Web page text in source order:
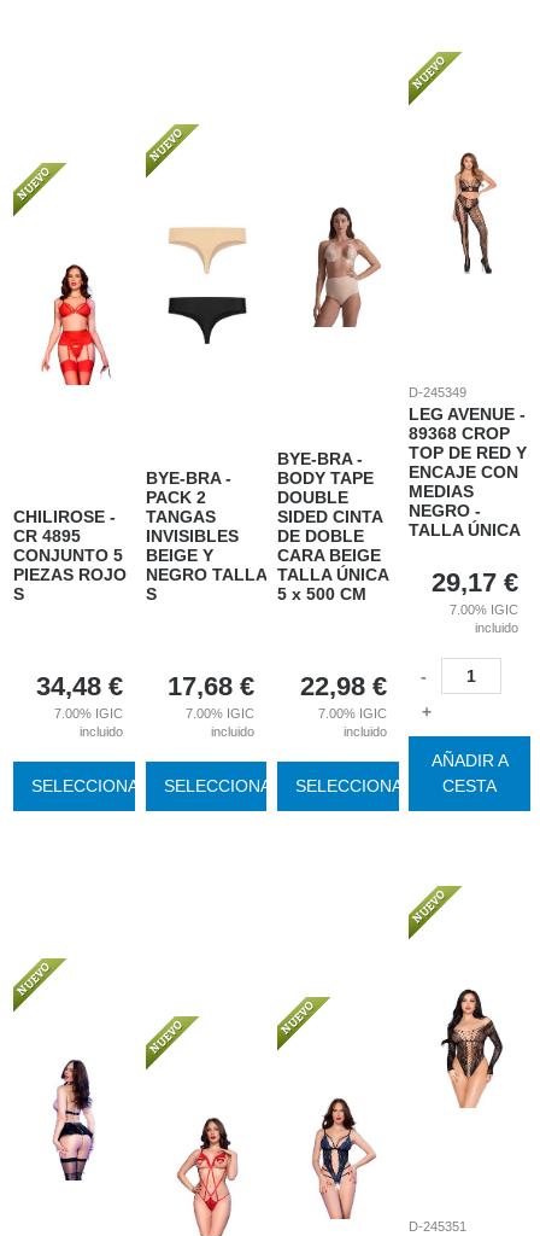
CHILIROSE -
CR 4895
CONJUNTO 5
PIEZAS ROJO
S
34,48 €
7.00% IGIC
incluido
SELECCIONAR
BYE-BRA -
PACK 2
TANGAS
INVISIBLES
BEIGE Y
NEGRO TALLA
S
17,68 €
7.00% IGIC
incluido
SELECCIONAR
BYE-BRA -
BODY TAPE
DOUBLE
SIDED CINTA
DE DOBLE
CARA BEIGE
TALLA ÚNICA
5 x 500 CM
22,98 €
7.00% IGIC
incluido
SELECCIONAR
D-245349
LEG AVENUE -
89368 CROP
TOP DE RED Y
ENCAJE CON
MEDIAS
NEGRO -
TALLA ÚNICA
29,17 €
7.00% IGIC
incluido
-
+
AÑADIR A
CESTA
D-245351